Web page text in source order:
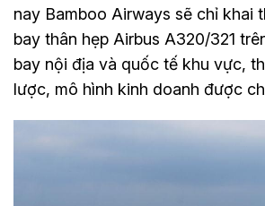
nay Bamboo Airways sẽ chỉ khai
bay thân hẹp Airbus A320/321
bay nội địa và quốc tế khu vực,
lược, mô hình kinh doanh được